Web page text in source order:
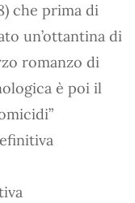
che prima di
un’ottantina di
romanzo di
è poi il